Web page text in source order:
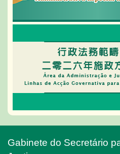
Gabinete do Secretário